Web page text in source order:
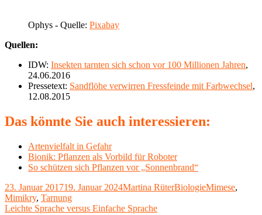
Ophys - Quelle: Pixabay
Quellen:
IDW: Insekten tarnten sich schon vor 100 Millionen Jahren,
24.06.2016
Pressetext: Sandflöhe verwirren Fressfeinde mit Farbwechsel,
12.08.2015
Das könnte Sie auch interessieren:
Artenvielfalt in Gefahr
Bionik: Pflanzen als Vorbild für Roboter
So schützen sich Pflanzen vor „Sonnenbrand“
Veröffentlicht
am
23. Januar 201719. Januar 2024Autor
Martina RüterKategorien
BiologieSchlagwörter
Mimese,
Mimikry, Tarnung
Beitragsnavigation
Vorheriger
Leichte Sprache versus Einfache Sprache